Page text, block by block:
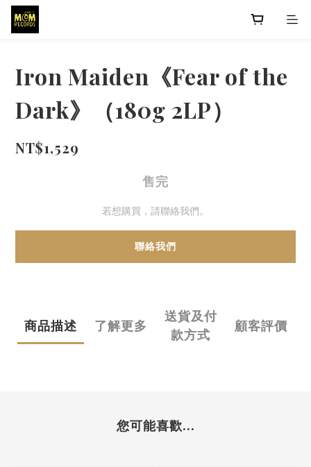
Iron Maiden《Fear of the
Dark》（180g 2LP）
NT$1,529
售完
若想購買，請聯絡我們。
聯絡我們
商品描述 了解更多
送貨及付
款方式
顧客評價
您可能喜歡...